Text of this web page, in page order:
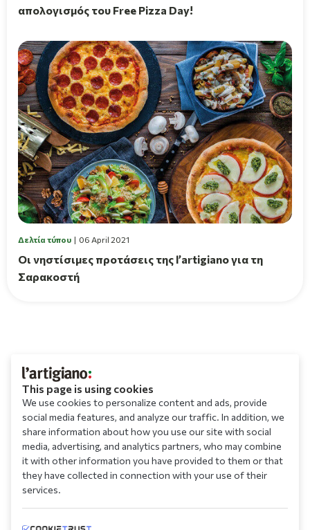
απολογισμός του Free Pizza Day!
Δελτία τύπου 06 April 2021
Οι νηστίσιμες προτάσεις της l’artigiano για τη
Σαρακοστή
This page is using cookies
We use cookies to personalize content and ads, provide
social media features, and analyze our traffic. In addition, we
share information about how you use our site with social
media, advertising, and analytics partners, who may combine
it with other information you have provided to them or that
they have collected in connection with your use of their
services.